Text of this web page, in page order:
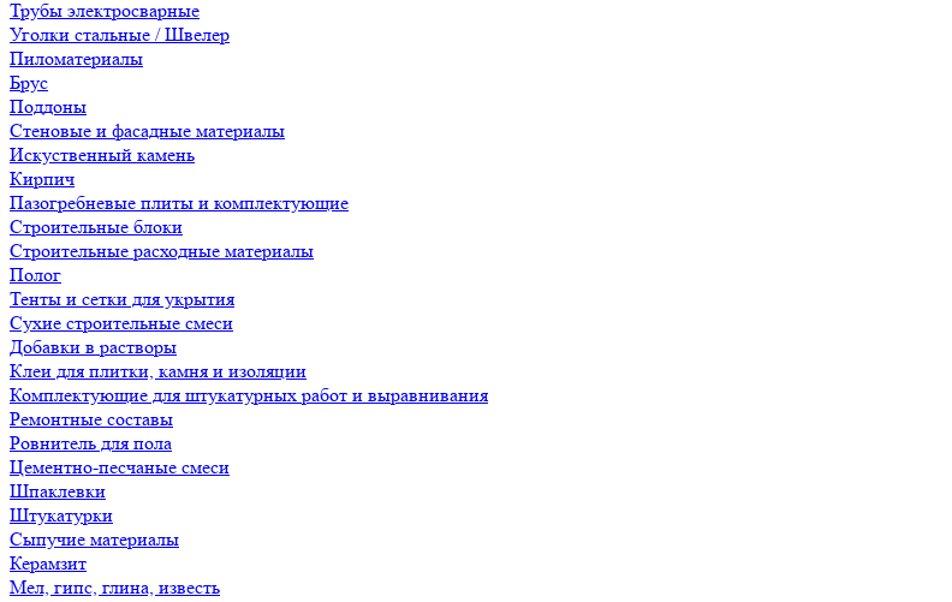
Трубы электросварные
Уголки стальные / Швелер
Пиломатериалы
Брус
Поддоны
Стеновые и фасадные материалы
Искуственный камень
Кирпич
Пазогребневые плиты и комплектующие
Строительные блоки
Строительные расходные материалы
Полог
Тенты и сетки для укрытия
Сухие строительные смеси
Добавки в растворы
Клеи для плитки, камня и изоляции
Комплектующие для штукатурных работ и выравнивания
Ремонтные составы
Ровнитель для пола
Цементно-песчаные смеси
Шпаклевки
Штукатурки
Сыпучие материалы
Керамзит
Мел, гипс, глина, известь